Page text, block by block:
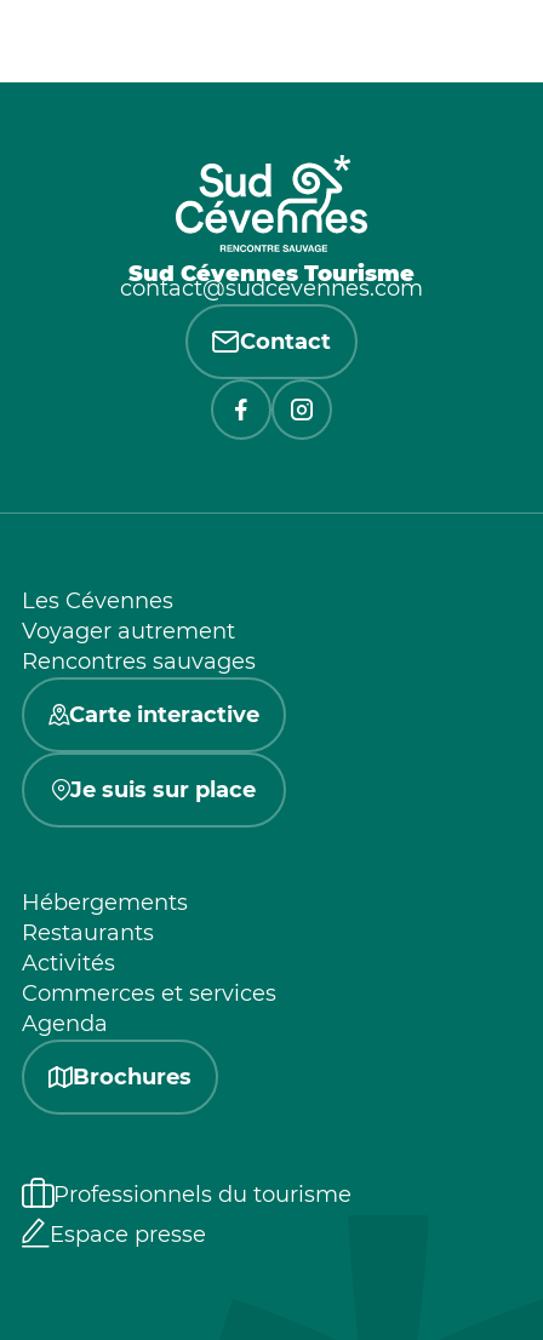
Sud Cévennes Tourisme
contact@sudcevennes.com
Contact
Les Cévennes
Voyager autrement
Rencontres sauvages
Carte interactive
Je suis sur place
Hébergements
Restaurants
Activités
Commerces et services
Agenda
Brochures
Professionnels du tourisme
Espace presse